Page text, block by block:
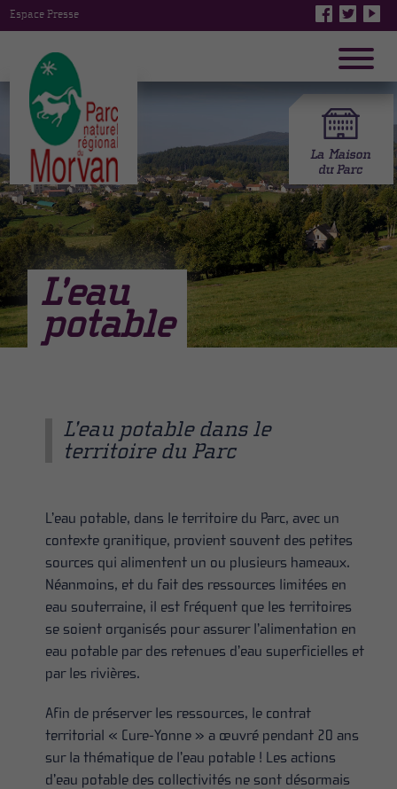
Espace Presse
L’eau
potable
L’eau potable dans le
territoire du Parc
L’eau potable, dans le territoire du Parc, avec un
contexte granitique, provient souvent des petites
sources qui alimentent un ou plusieurs hameaux.
Néanmoins, et du fait des ressources limitées en
eau souterraine, il est fréquent que les territoires
se soient organisés pour assurer l’alimentation en
eau potable par des retenues d’eau superficielles et
par les rivières.
Afin de préserver les ressources, le contrat
territorial « Cure-Yonne » a œuvré pendant 20 ans
sur la thématique de l’eau potable ! Les actions
d’eau potable des collectivités ne sont désormais